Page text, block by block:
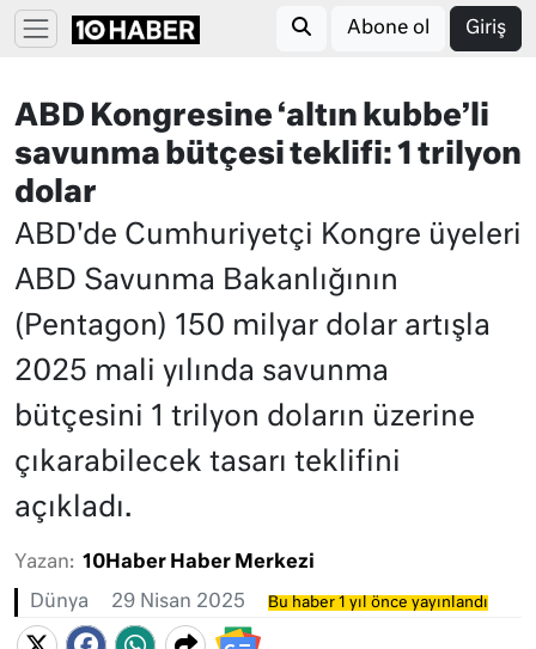
Abone ol Giriş
ABD Kongresine ‘altın kubbe’li
savunma bütçesi teklifi: 1 trilyon
dolar
ABD'de Cumhuriyetçi Kongre üyeleri
ABD Savunma Bakanlığının
(Pentagon) 150 milyar dolar artışla
2025 mali yılında savunma
bütçesini 1 trilyon doların üzerine
çıkarabilecek tasarı teklifini
açıkladı.
Yazan: 10Haber Haber Merkezi
Dünya 29 Nisan 2025 Bu haber 1 yıl önce yayınlandı